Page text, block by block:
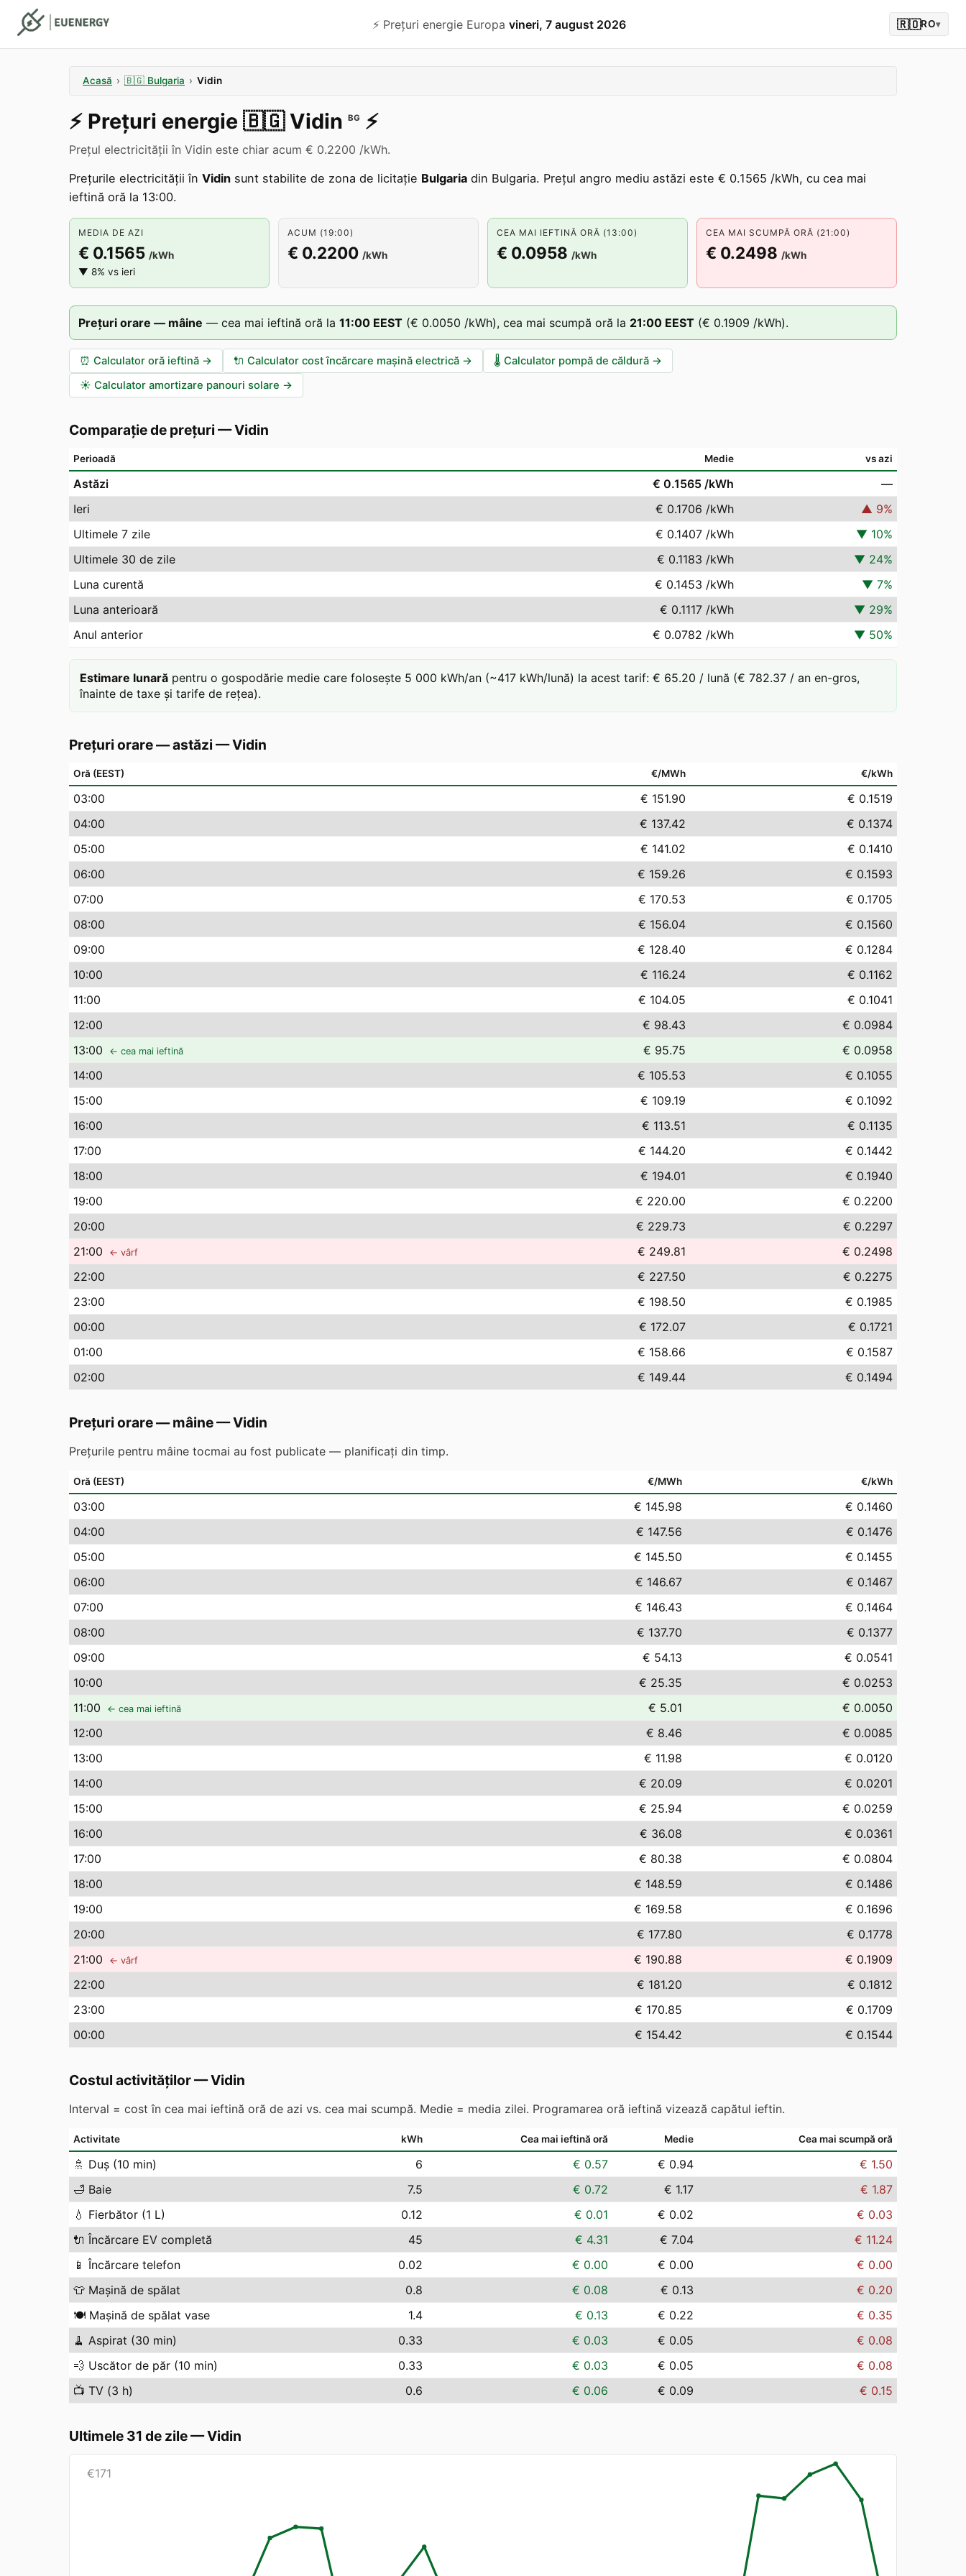
⚡️ Prețuri energie Europa vineri, 7 august 2026 🇷🇴RO▾
Acasă › 🇧🇬 Bulgaria › Vidin
⚡️ Prețuri energie 🇧🇬 Vidin BG ⚡️
Prețul electricității în Vidin este chiar acum € 0.2200 /kWh.
Prețurile electricității în Vidin sunt stabilite de zona de licitație Bulgaria din Bulgaria. Prețul angro mediu astăzi este € 0.1565 /kWh, cu cea mai
ieftină oră la 13:00.
MEDIA DE AZI
€ 0.1565 /kWh
▼ 8% vs ieri
ACUM (19:00)
€ 0.2200 /kWh
CEA MAI IEFTINĂ ORĂ (13:00)
€ 0.0958 /kWh
CEA MAI SCUMPĂ ORĂ (21:00)
€ 0.2498 /kWh
Prețuri orare — mâine — cea mai ieftină oră la 11:00 EEST (€ 0.0050 /kWh), cea mai scumpă oră la 21:00 EEST (€ 0.1909 /kWh).
⏰ Calculator oră ieftină → 🔌 Calculator cost încărcare mașină electrică → 🌡️ Calculator pompă de căldură →
☀️ Calculator amortizare panouri solare →
Comparație de prețuri —Vidin
Perioadă Medie vs azi
Astăzi € 0.1565 /kWh
—
Ieri
€ 0.1706 /kWh ▲ 9%
Ultimele 7 zile
€ 0.1407 /kWh ▼ 10%
Ultimele 30 de zile
€ 0.1183 /kWh ▼ 24%
Luna curentă
€ 0.1453 /kWh ▼ 7%
Luna anterioară
€ 0.1117 /kWh ▼ 29%
Anul anterior
€ 0.0782 /kWh ▼ 50%
Estimare lunară pentru o gospodărie medie care folosește 5 000 kWh/an (~417 kWh/lună) la acest tarif: € 65.20 / lună (€ 782.37 / an en-gros,
înainte de taxe și tarife de rețea).
Prețuri orare — astăzi —Vidin
Oră (EEST) €/MWh €/kWh
03:00 € 151.90
€ 0.1519
04:00 € 137.42
€ 0.1374
05:00 € 141.02
€ 0.1410
06:00 € 159.26
€ 0.1593
07:00 € 170.53
€ 0.1705
08:00 € 156.04
€ 0.1560
09:00 € 128.40
€ 0.1284
10:00 € 116.24
€ 0.1162
11:00 € 104.05
€ 0.1041
12:00 € 98.43
€ 0.0984
13:00 ← cea mai ieftină € 95.75
€ 0.0958
14:00 € 105.53
€ 0.1055
15:00 € 109.19
€ 0.1092
16:00 € 113.51
€ 0.1135
17:00 € 144.20
€ 0.1442
18:00 € 194.01
€ 0.1940
19:00 € 220.00
€ 0.2200
20:00 € 229.73
€ 0.2297
21:00 ← vârf € 249.81
€ 0.2498
22:00 € 227.50
€ 0.2275
23:00 € 198.50
€ 0.1985
00:00 € 172.07
€ 0.1721
01:00 € 158.66
€ 0.1587
02:00 € 149.44 € 0.1494
Prețuri orare — mâine—Vidin
Prețurile pentru mâine tocmai au fost publicate — planificați din timp.
Oră (EEST) €/MWh €/kWh
03:00 € 145.98
€ 0.1460
04:00 € 147.56
€ 0.1476
05:00 € 145.50
€ 0.1455
06:00 € 146.67
€ 0.1467
07:00 € 146.43
€ 0.1464
08:00 € 137.70
€ 0.1377
09:00 € 54.13
€ 0.0541
10:00 € 25.35
€ 0.0253
11:00 ← cea mai ieftină € 5.01
€ 0.0050
12:00 € 8.46
€ 0.0085
13:00 € 11.98
€ 0.0120
14:00 € 20.09
€ 0.0201
15:00 € 25.94
€ 0.0259
16:00 € 36.08
€ 0.0361
17:00 € 80.38
€ 0.0804
18:00 € 148.59
€ 0.1486
19:00 € 169.58
€ 0.1696
20:00 € 177.80
€ 0.1778
21:00 ← vârf € 190.88
€ 0.1909
22:00 € 181.20
€ 0.1812
23:00 € 170.85
€ 0.1709
00:00 € 154.42 € 0.1544
Costul activităților—Vidin
Interval = cost în cea mai ieftină oră de azi vs. cea mai scumpă. Medie = media zilei. Programarea oră ieftină vizează capătul ieftin.
Activitate kWh Cea mai ieftină oră Medie Cea mai scumpă oră
🚿 Duș (10 min) 6 € 0.57 € 0.94
€ 1.50
🛁 Baie 7.5 € 0.72 € 1.17
€ 1.87
💧 Fierbător (1 L) 0.12 € 0.01 € 0.02
€ 0.03
🔌 Încărcare EV completă 45 € 4.31 € 7.04
€ 11.24
📱 Încărcare telefon 0.02 € 0.00 € 0.00
€ 0.00
👕 Mașină de spălat 0.8 € 0.08 € 0.13
€ 0.20
🍽️ Mașină de spălat vase 1.4 € 0.13 € 0.22
€ 0.35
🧹 Aspirat (30 min) 0.33 € 0.03 € 0.05
€ 0.08
💨 Uscător de păr (10 min) 0.33 € 0.03 € 0.05
€ 0.08
📺 TV (3 h) 0.6 € 0.06 € 0.09 € 0.15
Ultimele 31 de zile—Vidin
€171